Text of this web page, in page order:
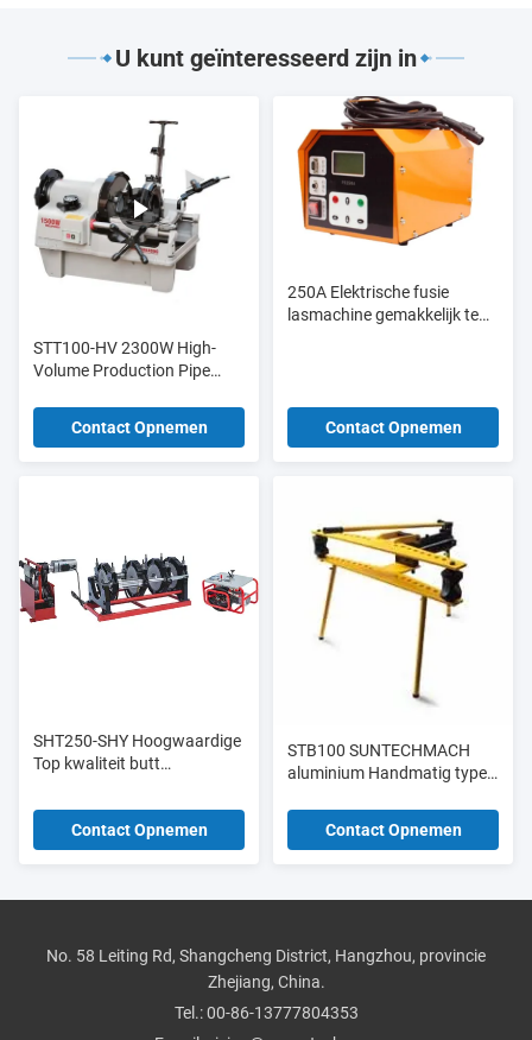
U kunt geïnteresseerd zijn in
STT100-HV 2300W High-
Volume Production Pipe
11/22/38 Continuous Duty
Motor & Auto-Lube System
Contact Opnemen
250A Elektrische fusie
lasmachine gemakkelijk te
Contact Opnemen
SHT250-SHY Hoogwaardige
Top kwaliteit butt
aansluiting video voor
Machinery Repair
Workshops
Contact Opnemen
STB100 SUNTECHMACH
aluminium Handmatig type
1/2 "-4"
Contact Opnemen
No. 58 Leiting Rd, Shangcheng District, Hangzhou, provincie
Zhejiang, China.
Tel.:00-86-13777804353